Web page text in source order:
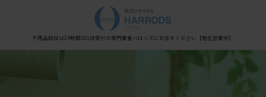
不用品回収は24時間365日受付の専門業者ハロッズにお任せください 【現在営業中】
/home/xs0909/kaisyu-fuyouhin.com/public_html/wp-content/themes/hestia/inc/views/blog/class-